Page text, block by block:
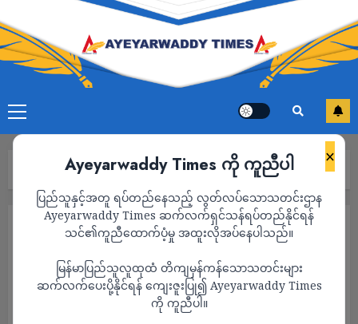
×
Ayeyarwaddy Times ကို ကူညီပါ
ပြည်သူနှင့်အတူ ရပ်တည်နေသည့် လွတ်လပ်သောသတင်းဌာန
Ayeyarwaddy Times ဆက်လက်ရှင်သန်ရပ်တည်နိုင်ရန်
သင်၏ကူညီထောက်ပံ့မှု အထူးလိုအပ်နေပါသည်။
မြန်မာပြည်သူလူထုထံ တိကျမှန်ကန်သောသတင်းများ
ဆက်လက်ပေးပို့နိုင်ရန် ကျေးဇူးပြု၍ Ayeyarwaddy Times
ကို ကူညီပါ။
သတင်း Page 1,515
သတင်း